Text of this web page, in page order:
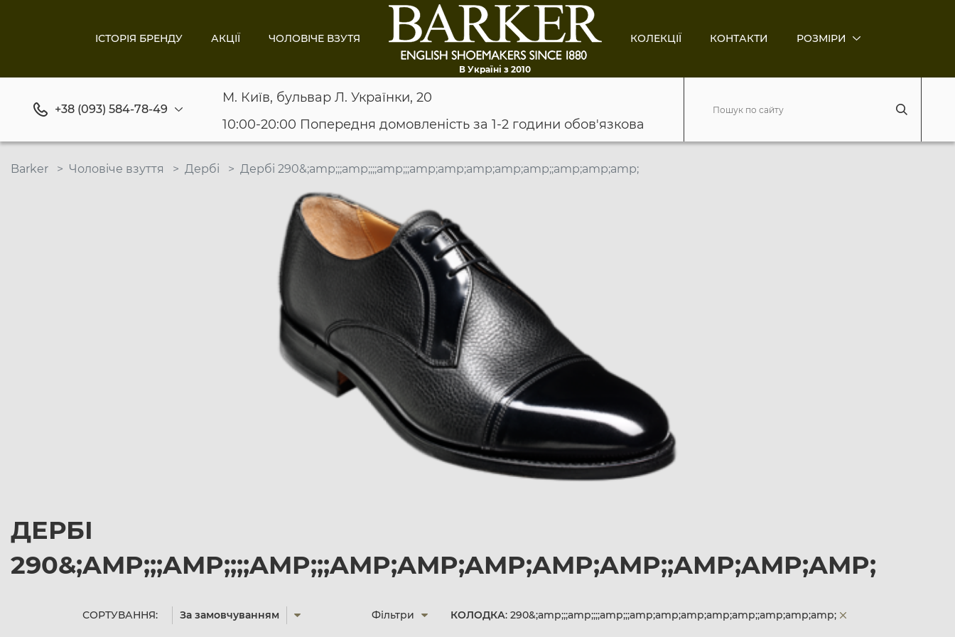
ІСТОРІЯ БРЕНДУ АКЦІЇ ЧОЛОВІЧЕ ВЗУТЯ
В Україні з 2010
КОЛЕКЦІЇ КОНТАКТИ РОЗМІРИ
+38 (093) 584-78-49
М. Київ, бульвар Л. Українки, 20
10:00-20:00 Попередня домовленість за 1-2 години обов'язкова
Barker Чоловіче взуття Дербі Дербі 290&;amp;;;amp;;;;amp;;;amp;amp;amp;amp;amp;;amp;amp;amp;
ДЕРБІ
290&;AMP;;;AMP;;;;AMP;;;AMP;AMP;AMP;AMP;AMP;;AMP;AMP;AMP;
СОРТУВАННЯ: За замовчуванням Фільтри КОЛОДКА: 290&;amp;;;amp;;;;amp;;;amp;amp;amp;amp;amp;;amp;amp;amp;